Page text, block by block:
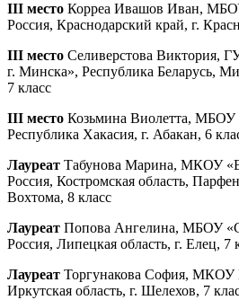
III место Корреа Ивашов Иван,
Россия, Краснодарский край, г.
III место Селиверстова Виктория,
г. Минска», Республика Беларусь,
7 класс
III место Козьмина Виолетта,
Республика Хакасия, г. Абакан, 6
Лауреат Табунова Марина, МКОУ
Россия, Костромская область,
Вохтома, 8 класс
Лауреат Попова Ангелина, МБОУ
Россия, Липецкая область, г. Елец, 7
Лауреат Торгунакова София,
Иркутская область, г. Шелехов, 7